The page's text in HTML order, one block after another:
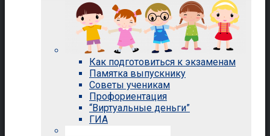
Как подготовиться к экзаменам
Памятка выпускнику
Советы ученикам
Профориентация
“Виртуальные деньги”
ГИА